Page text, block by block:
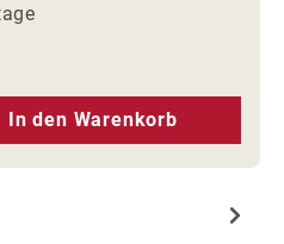
den
In den Warenkorb